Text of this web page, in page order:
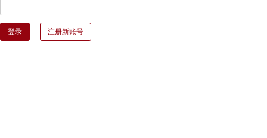
登录 注册新账号